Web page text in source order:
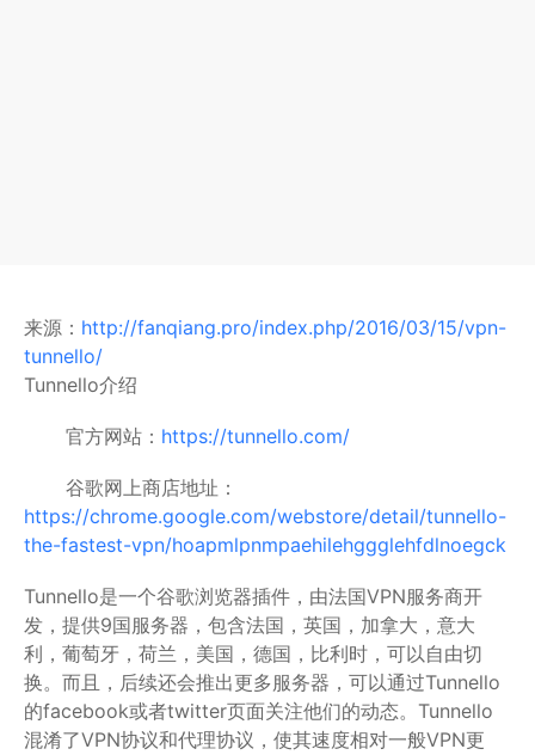
来源： http://fanqiang.pro/index.php/2016/03/15/vpn-
tunnello/
Tunnello介绍
官方网站： https://tunnello.com/
谷歌网上商店地址：
https://chrome.google.com/webstore/detail/tunnello-
the-fastest-vpn/hoapmlpnmpaehilehggglehfdlnoegck
Tunnello是一个谷歌浏览器插件，由法国VPN服务商开
发，提供9国服务器，包含法国，英国，加拿大，意大
利，葡萄牙，荷兰，美国，德国，比利时，可以自由切
换。而且，后续还会推出更多服务器，可以通过Tunnello
的facebook或者twitter页面关注他们的动态。Tunnello
混淆了VPN协议和代理协议，使其速度相对一般VPN更